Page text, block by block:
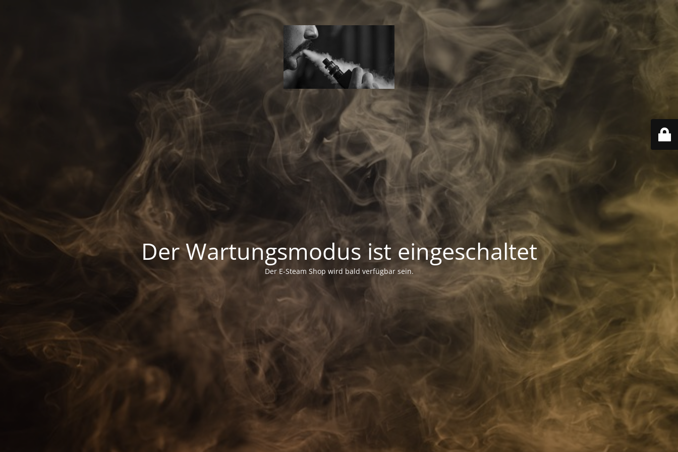
Der Wartungsmodus ist eingeschaltet
Der E-Steam Shop wird bald verfügbar sein.